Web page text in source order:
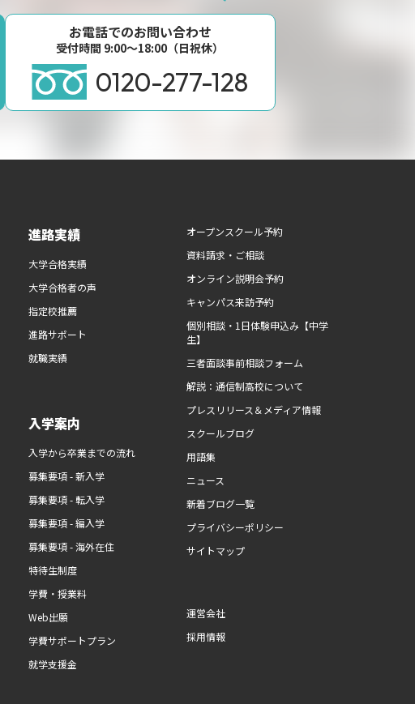
お電話でのお問い合わせ
受付時間 9:00〜18:00（日祝休）
0120-277-128
進路実績
大学合格実績
大学合格者の声
指定校推薦
進路サポート
就職実績
入学案内
入学から卒業までの流れ
募集要項 - 新入学
募集要項 - 転入学
募集要項 - 編入学
募集要項 - 海外在住
特待生制度
学費・授業料
Web出願
学費サポートプラン
就学支援金
オープンスクール予約
資料請求・ご相談
オンライン説明会予約
キャンパス来訪予約
個別相談・1日体験申込み【中学
生】
三者面談事前相談フォーム
解説：通信制高校について
プレスリリース＆メディア情報
スクールブログ
用語集
ニュース
新着ブログ一覧
プライバシーポリシー
サイトマップ
運営会社
採用情報